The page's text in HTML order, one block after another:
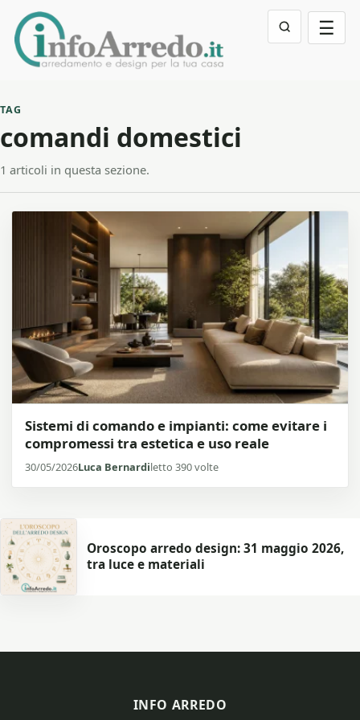
☰
TAG
comandi domestici
1 articoli in questa sezione.
Sistemi di comando e impianti: come evitare i
compromessi tra estetica e uso reale
30/05/2026Luca Bernardiletto 390 volte
Oroscopo arredo design: 31 maggio 2026,
tra luce e materiali
INFO ARREDO